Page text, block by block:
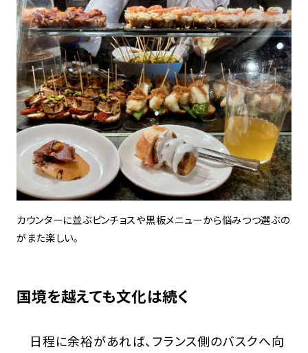
カウンターに並ぶピンチョスや黒板メニューから悩みつつ選ぶの
がまた楽しい。
国境を越えても文化は続く
日程に余裕があれば、フランス側のバスクへ向